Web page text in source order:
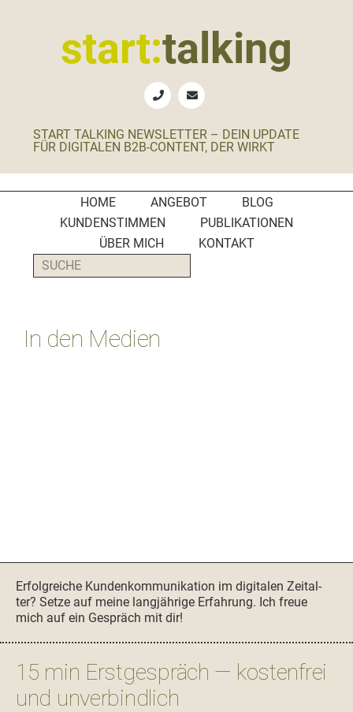
start:talking
B2B-
Social
Media
Manager
PR-
Agenturen
START TALKING NEWSLETTER – DEIN UPDATE
FÜR DIGITALEN B2B-CONTENT, DER WIRKT
HOME ANGEBOT
BLOG
KUNDENSTIMMEN
PUBLIKATIONEN
ÜBER MICH
KONTAKT
SUCHE
In den Medien
Erfol­gre­iche Kun­denkom­mu­nika­tion im dig­i­tal­en Zeital­
ter? Set­ze auf meine langjährige Erfahrung. Ich freue
mich auf ein Gespräch mit dir!
15 min Erstgespräch — kostenfrei
und unverbindlich